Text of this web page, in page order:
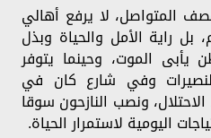
المتواصل، لا يرفع أهالي
بل راية الأمل والحياة وبذل
يأبى الموت، وحينما يتوفر
وفي شارع كان في
ونصب النازحون سوقا
اليومية لاستمرار الحياة.